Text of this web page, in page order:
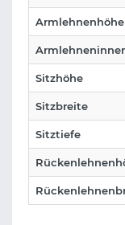
Armlehnenhöhe
Sitzhöhe
Sitzbreite
Sitztiefe